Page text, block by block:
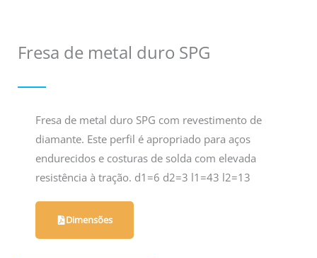
Fresa de metal duro SPG
Fresa de metal duro SPG com revestimento de
diamante. Este perfil é apropriado para aços
endurecidos e costuras de solda com elevada
resistência à tração. d1=6 d2=3 l1=43 l2=13
Dimensões